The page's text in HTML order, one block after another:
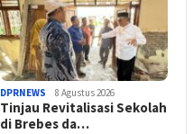
DPRNEWS 8 Agustus 2026
Tinjau Revitalisasi Sekolah
di Brebes da…